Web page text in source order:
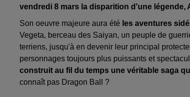
vendredi 8 mars la disparition d'une légende,
Son oeuvre majeure aura été les aventures
Vegeta, berceau des Saiyan, un peuple de
terriens, jusqu'à en devenir leur principal
personnages toujours plus puissants et
construit au fil du temps une véritable saga
connaît pas Dragon Ball ?